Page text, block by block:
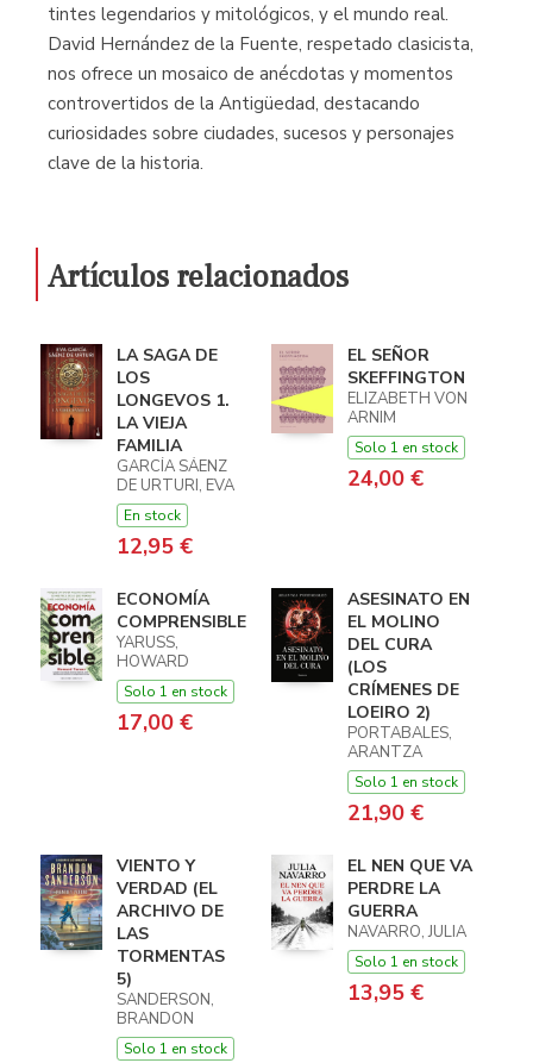
tintes legendarios y mitológicos, y el mundo real.
David Hernández de la Fuente, respetado clasicista,
nos ofrece un mosaico de anécdotas y momentos
controvertidos de la Antigüedad, destacando
curiosidades sobre ciudades, sucesos y personajes
clave de la historia.
Artículos relacionados
LA SAGA DE
LOS
LONGEVOS 1.
LA VIEJA
FAMILIA
GARCÍA SÁENZ
DE URTURI, EVA
En stock
12,95 €
EL SEÑOR
SKEFFINGTON
ELIZABETH VON
ARNIM
Solo 1 en stock
24,00 €
ECONOMÍA
COMPRENSIBLE
YARUSS,
HOWARD
Solo 1 en stock
17,00 €
ASESINATO EN
EL MOLINO
DEL CURA
(LOS
CRÍMENES DE
LOEIRO 2)
PORTABALES,
ARANTZA
Solo 1 en stock
21,90 €
VIENTO Y
VERDAD (EL
ARCHIVO DE
LAS
TORMENTAS
5)
SANDERSON,
BRANDON
Solo 1 en stock
EL NEN QUE VA
PERDRE LA
GUERRA
NAVARRO, JULIA
Solo 1 en stock
13,95 €